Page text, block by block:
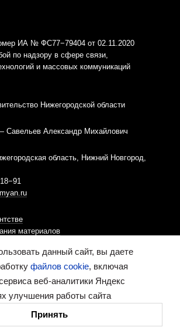
ИА № ФС77−79404 от 02.11.2020
по надзору в сфере связи,
и массовых коммуникаций
Нижегородской области
Савельев Александр Михайлович
область, Нижний Новгород,
материалов
использования «cookies»-файлов
16+
данный сайт, вы даете
файлов cookie, включая
веб-аналитики Яндекс
улучшения работы сайта
Принять